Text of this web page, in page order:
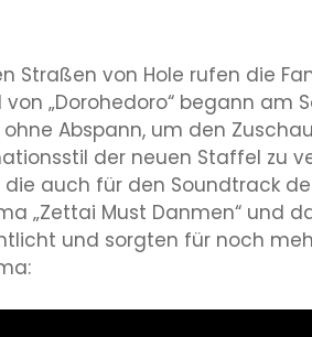
Straßen von Hole rufen die
„Dorohedoro“ begann
ohne Abspann, um den
der neuen Staffel zu
die auch für den Soundtrack
„Zettai Must Danmen“ und
und sorgten für noch